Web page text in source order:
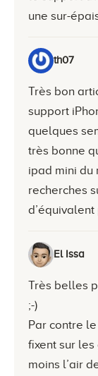
une sur-
th07
Très bon
support
quelques
très bonne
ipad mini du
recherches
El Issa
Très belles
;-)
Par contre
fixent sur les
moins l’air